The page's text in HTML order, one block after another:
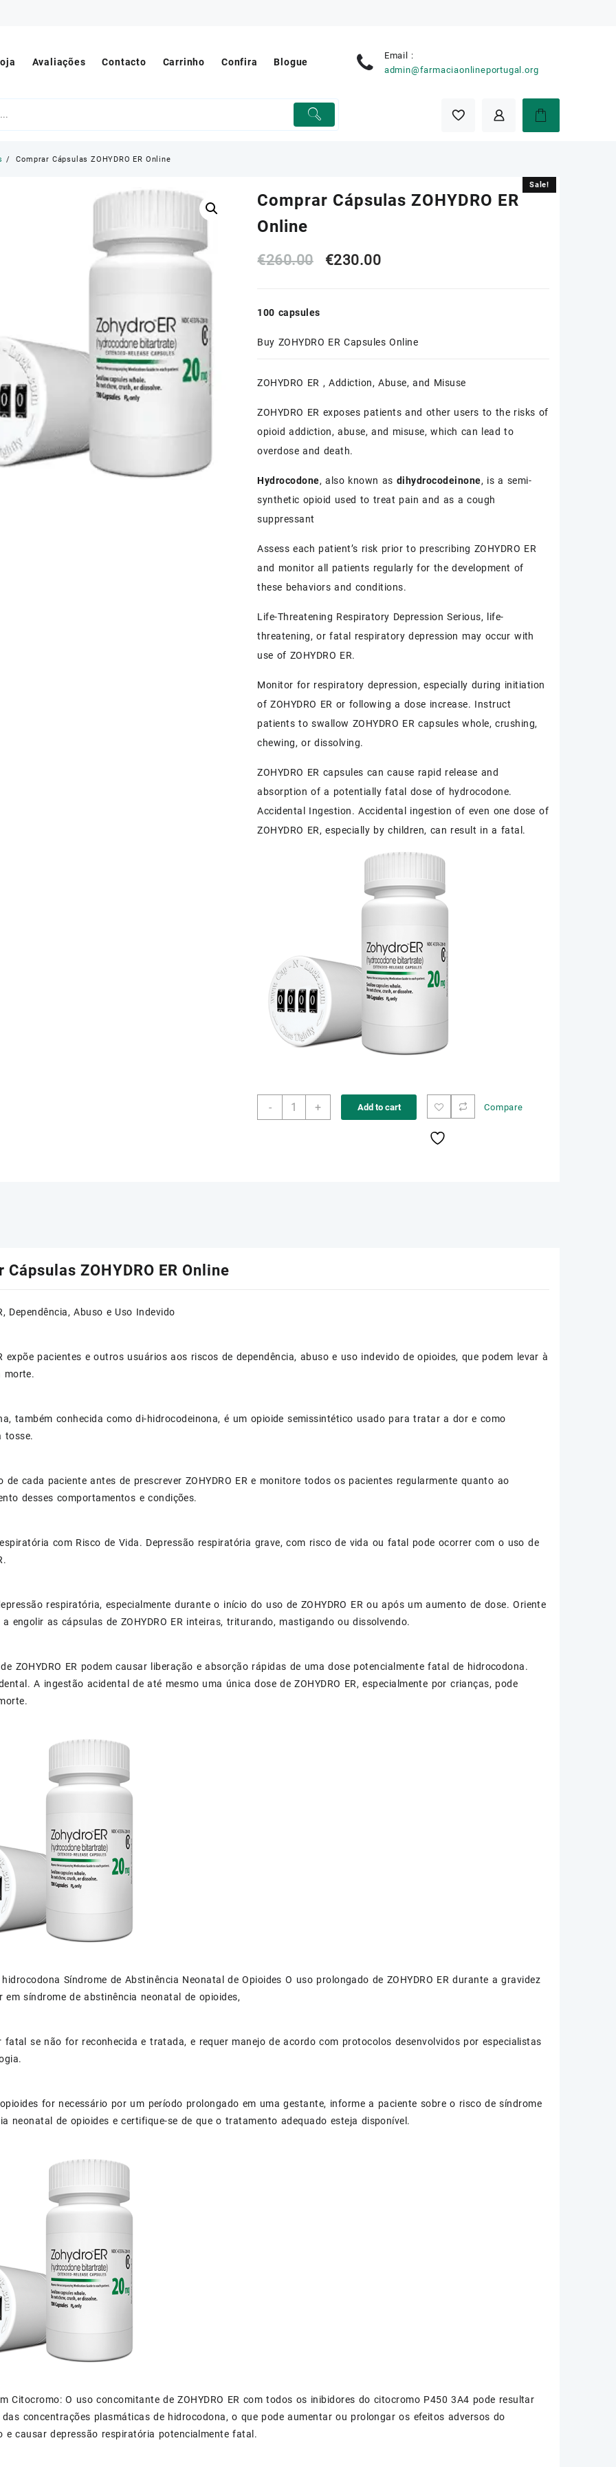
Avaliações Contacto Carrinho Confira Blogue
Email :
admin@farmaciaonlineportugal.org
Comprar Cápsulas ZOHYDRO ER Online
Sale!
Comprar Cápsulas ZOHYDRO ER
Online
€260.00
Original
€260.00.
€230.00Current
€230.00.
100 capsules
Buy ZOHYDRO ER Capsules Online
ZOHYDRO ER , Addiction, Abuse, and Misuse
ZOHYDRO ER exposes patients and other users to the risks of
opioid addiction, abuse, and misuse, which can lead to
overdose and death.
Hydrocodone, also known as dihydrocodeinone, is a semi-
synthetic opioid used to treat pain and as a cough
suppressant
Assess each patient’s risk prior to prescribing ZOHYDRO ER
and monitor all patients regularly for the development of
these behaviors and conditions.
Life-Threatening Respiratory Depression Serious, life-
threatening, or fatal respiratory depression may occur with
use of ZOHYDRO ER.
Monitor for respiratory depression, especially during initiation
of ZOHYDRO ER or following a dose increase. Instruct
patients to swallow ZOHYDRO ER capsules whole, crushing,
chewing, or dissolving.
ZOHYDRO ER capsules can cause rapid release and
absorption of a potentially fatal dose of hydrocodone.
Accidental Ingestion. Accidental ingestion of even one dose of
ZOHYDRO ER, especially by children, can result in a fatal.
-
Comprar+ Add to cart Compare
Sale!
Cápsulas ZOHYDRO ER Online
Dependência, Abuso e Uso Indevido
expõe pacientes e outros usuários aos riscos de dependência, abuso e uso indevido de opioides, que podem levar à
morte.
também conhecida como di-hidrocodeinona, é um opioide semissintético usado para tratar a dor e como
tosse.
de cada paciente antes de prescrever ZOHYDRO ER e monitore todos os pacientes regularmente quanto ao
desses comportamentos e condições.
com Risco de Vida. Depressão respiratória grave, com risco de vida ou fatal pode ocorrer com o uso de
respiratória, especialmente durante o início do uso de ZOHYDRO ER ou após um aumento de dose. Oriente
engolir as cápsulas de ZOHYDRO ER inteiras, triturando, mastigando ou dissolvendo.
ZOHYDRO ER podem causar liberação e absorção rápidas de uma dose potencialmente fatal de hidrocodona.
A ingestão acidental de até mesmo uma única dose de ZOHYDRO ER, especialmente por crianças, pode
hidrocodona Síndrome de Abstinência Neonatal de Opioides O uso prolongado de ZOHYDRO ER durante a gravidez
em síndrome de abstinência neonatal de opioides,
fatal se não for reconhecida e tratada, e requer manejo de acordo com protocolos desenvolvidos por especialistas
for necessário por um período prolongado em uma gestante, informe a paciente sobre o risco de síndrome
neonatal de opioides e certifique-se de que o tratamento adequado esteja disponível.
Citocromo: O uso concomitante de ZOHYDRO ER com todos os inibidores do citocromo P450 3A4 pode resultar
das concentrações plasmáticas de hidrocodona, o que pode aumentar ou prolongar os efeitos adversos do
e causar depressão respiratória potencialmente fatal.